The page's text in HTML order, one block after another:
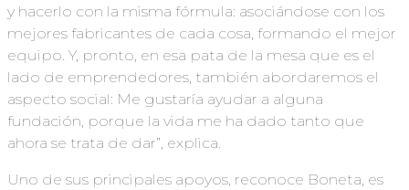
y hacerlo con la misma fórmula: asociándose con los
mejores fabricantes de cada cosa, formando el mejor
equipo. Y, pronto, en esa pata de la mesa que es el
lado de emprendedores, también abordaremos el
aspecto social: Me gustaría ayudar a alguna
fundación, porque la vida me ha dado tanto que
ahora se trata de dar”, explica.
Uno de sus principales apoyos, reconoce Boneta, es